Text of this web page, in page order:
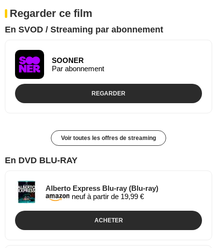
Regarder ce film
En SVOD / Streaming par abonnement
SOONER
Par abonnement
REGARDER
Voir toutes les offres de streaming
En DVD BLU-RAY
Alberto Express Blu-ray (Blu-ray)
neuf à partir de 19,99 €
ACHETER